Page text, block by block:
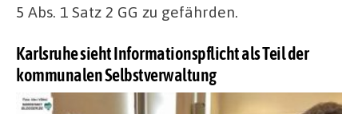
5 Abs. 1 Satz 2 GG zu gefährden.
Karlsruhe sieht Informationspflicht als Teil der
kommunalen Selbstverwaltung